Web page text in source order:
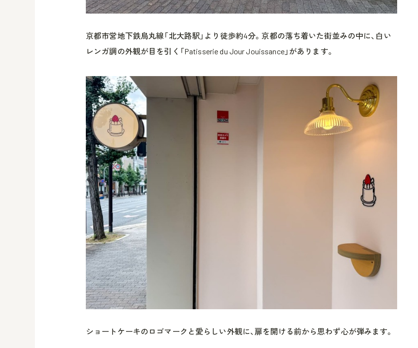
京都市営地下鉄烏丸線「北大路駅」より徒歩約4分。京都の落ち着いた街並みの中に、白い
レンガ調の外観が目を引く「Patisserie du Jour Jouissance」があります。
ショートケーキのロゴマークと愛らしい外観に、扉を開ける前から思わず心が弾みます。